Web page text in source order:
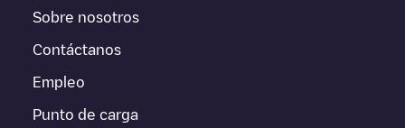
Narceaestá disponible, así como las indicaciones de acceso en
las instrucciones necesarias para que puedas realizar
ReocínTotalEnergies - Hotel Narcea
Sobre nosotros
Contáctanos
Empleo
Punto de carga